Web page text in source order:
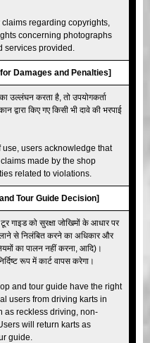
regarding copyrights,
concerning photographs
services provided.
for Damages and Penalties]
उल्लंघन करता है, तो उपयोगकर्ता
किए गए किसी भी दावे की भरपाई
use, users acknowledge that
made by the shop
related to violations.
and Tour Guide Decision]
गाइड को सुरक्षा जोखिमों के आधार पर
से निलंबित करने का अधिकार और
का पालन नहीं करना, आदि)।
रूप में कार्ट वापस करेगा।
and tour guide have the right
users from driving karts in
as reckless driving, non-
will return karts as
guide.